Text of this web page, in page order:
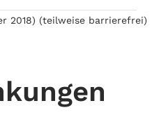
2018) (teilweise barrierefrei)